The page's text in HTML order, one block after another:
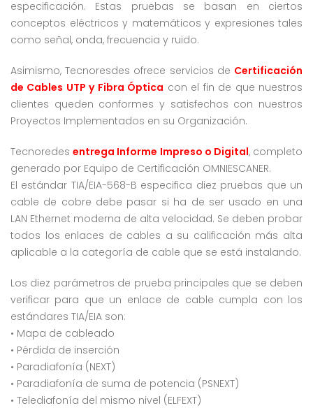
especificación. Estas pruebas se basan en ciertos
conceptos eléctricos y matemáticos y expresiones tales
como señal, onda, frecuencia y ruido.
Asimismo, Tecnoresdes ofrece servicios de Certificación
de Cables UTP y Fibra Óptica con el fin de que nuestros
clientes queden conformes y satisfechos con nuestros
Proyectos Implementados en su Organización.
Tecnoredesentrega Informe Impreso o Digital, completo
generado por Equipo de Certificación OMNIESCANER.
El estándar TIA/EIA-568-B especifica diez pruebas que un
cable de cobre debe pasar si ha de ser usado en una
LAN Ethernet moderna de alta velocidad. Se deben probar
todos los enlaces de cables a su calificación más alta
aplicable a la categoría de cable que se está instalando.
Los diez parámetros de prueba principales que se deben
verificar para que un enlace de cable cumpla con los
estándares TIA/EIA son:
• Mapa de cableado
• Pérdida de inserción
• Paradiafonía (NEXT)
• Paradiafonía de suma de potencia (PSNEXT)
• Telediafonía del mismo nivel (ELFEXT)